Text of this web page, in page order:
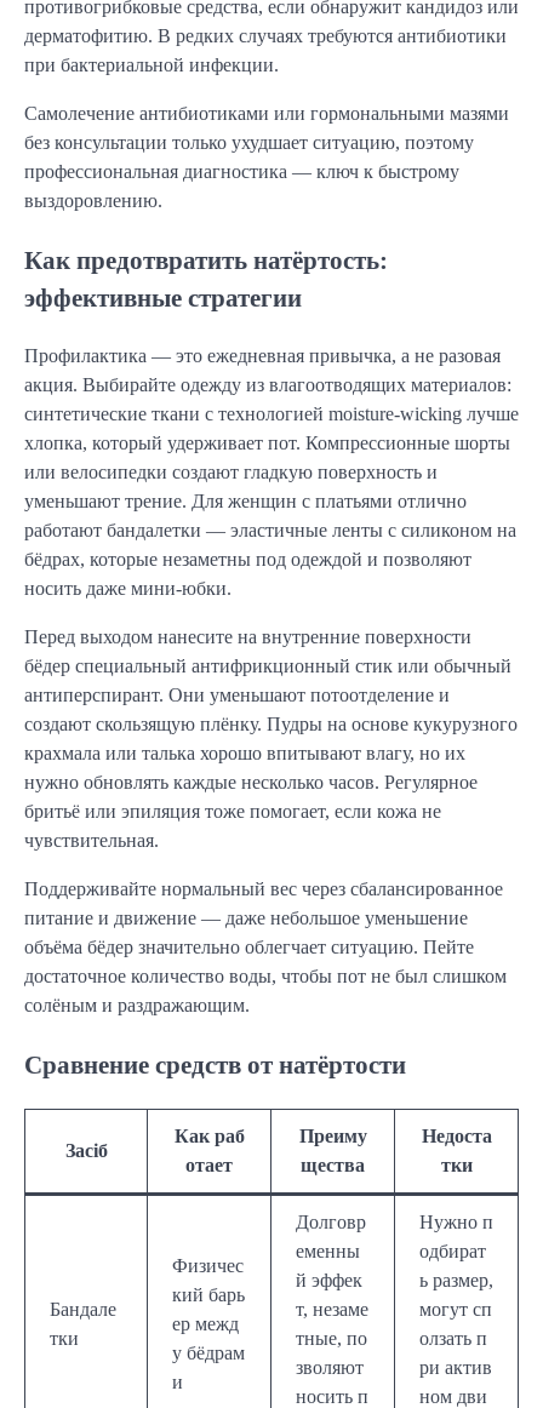
противогрибковые средства, если обнаружит кандидоз или
дерматофитию. В редких случаях требуются антибиотики
при бактериальной инфекции.
Самолечение антибиотиками или гормональными мазями
без консультации только ухудшает ситуацию, поэтому
профессиональная диагностика — ключ к быстрому
выздоровлению.
Как предотвратить натёртость:
эффективные стратегии
Профилактика — это ежедневная привычка, а не разовая
акция. Выбирайте одежду из влагоотводящих материалов:
синтетические ткани с технологией moisture-wicking лучше
хлопка, который удерживает пот. Компрессионные шорты
или велосипедки создают гладкую поверхность и
уменьшают трение. Для женщин с платьями отлично
работают бандалетки — эластичные ленты с силиконом на
бёдрах, которые незаметны под одеждой и позволяют
носить даже мини-юбки.
Перед выходом нанесите на внутренние поверхности
бёдер специальный антифрикционный стик или обычный
антиперспирант. Они уменьшают потоотделение и
создают скользящую плёнку. Пудры на основе кукурузного
крахмала или талька хорошо впитывают влагу, но их
нужно обновлять каждые несколько часов. Регулярное
бритьё или эпиляция тоже помогает, если кожа не
чувствительная.
Поддерживайте нормальный вес через сбалансированное
питание и движение — даже небольшое уменьшение
объёма бёдер значительно облегчает ситуацию. Пейте
достаточное количество воды, чтобы пот не был слишком
солёным и раздражающим.
Сравнение средств от натёртости
Засіб
Как раб
отает
Преиму
щества
Недоста
тки
Бандале
тки
Физичес
кий барь
ер межд
у бёдрам
и
Долговр
еменны
й эффек
т, незаме
тные, по
зволяют
носить п
Нужно п
одбират
ь размер,
могут сп
олзать п
ри актив
ном дви